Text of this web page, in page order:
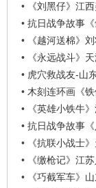
•
《刘黑仔》江
• 抗日战争故事
•
《越河送棉》
•
《永远战斗》
• 虎穴救战友-山
• 木刻连环画《
•
《英雄小铁牛
• 抗日战争故事
•
《抗联小战士
•
《缴枪记》江
•
《巧截军车》